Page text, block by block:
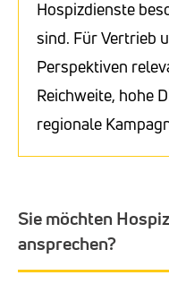
Hospizdienste
sind. Für Vertrieb
Perspektiven
Reichweite, hohe
regionale
Sie möchten
ansprechen?